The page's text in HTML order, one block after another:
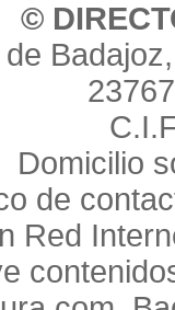
©
Domicilio
de
Red